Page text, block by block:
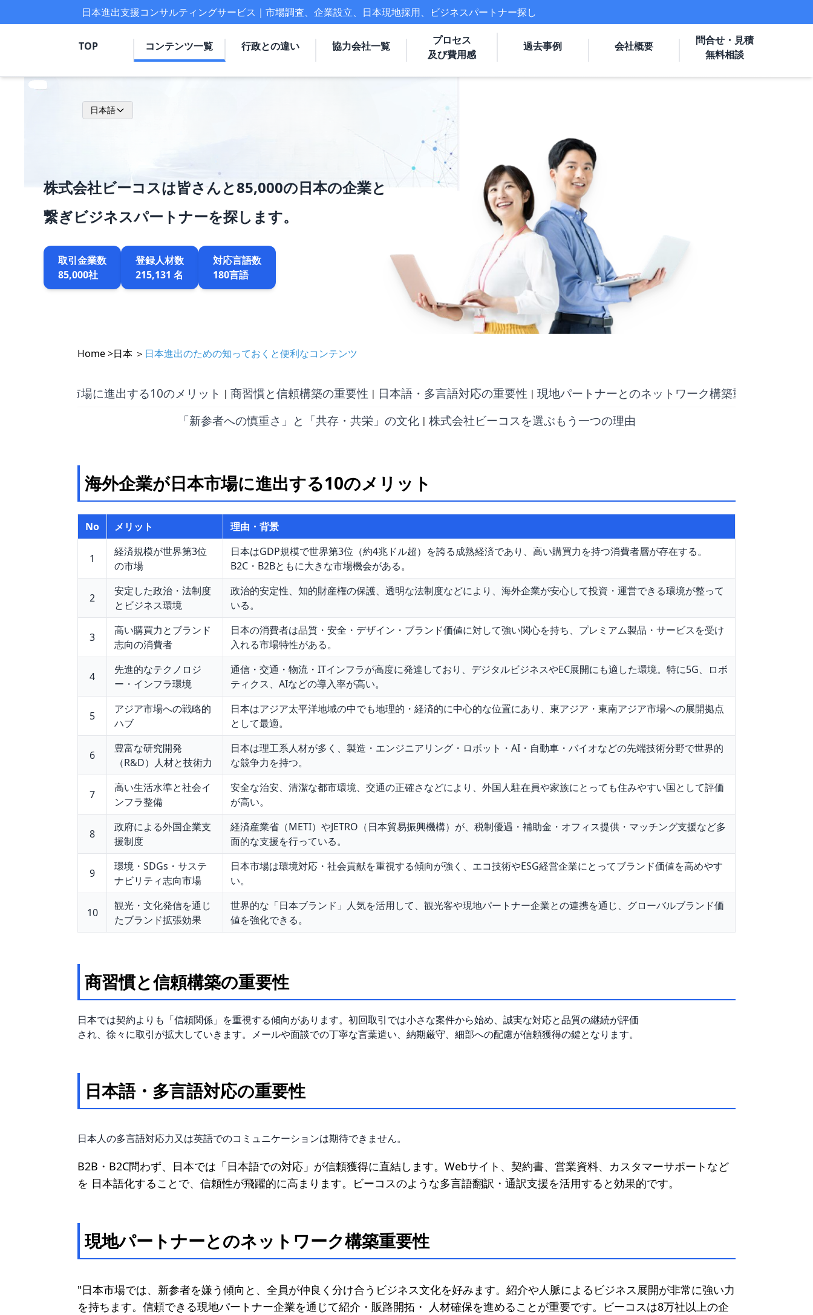
日本進出支援コンサルティングサービス｜市場調査、企業設立、日本現地採用、ビジネスパートナー探し
TOP コンテンツ一覧 行政との違い 協力会社一覧
プロセス
及び費用感
過去事例 会社概要
問合せ・見積
無料相談
日本語
株式会社ビーコスは皆さんと85,000の日本の企業と
繋ぎビジネスパートナーを探します。
取引金業数
85,000社
登録人材数
215,131 名
対応言語数
180言語
Home >日本 ＞ 日本進出のための知っておくと便利なコンテンツ
日本市場に進出する10のメリット | 商習慣と信頼構築の重要性 | 日本語・多言語対応の重要性 | 現地パートナーとのネットワーク構築重要性
「新参者への慎重さ」と「共存・共栄」の文化 | 株式会社ビーコスを選ぶもう一つの理由
海外企業が日本市場に進出する10のメリット
No メリット 理由・背景
1
経済規模が世界第3位
の市場
日本はGDP規模で世界第3位（約4兆ドル超）を誇る成熟経済であり、高い購買力を持つ消費者層が存在する。
B2C・B2Bともに大きな市場機会がある。
2
安定した政治・法制度
とビジネス環境
政治的安定性、知的財産権の保護、透明な法制度などにより、海外企業が安心して投資・運営できる環境が整って
いる。
3
高い購買力とブランド
志向の消費者
日本の消費者は品質・安全・デザイン・ブランド価値に対して強い関心を持ち、プレミアム製品・サービスを受け
入れる市場特性がある。
4
先進的なテクノロジ
ー・インフラ環境
通信・交通・物流・ITインフラが高度に発達しており、デジタルビジネスやEC展開にも適した環境。特に5G、ロボ
ティクス、AIなどの導入率が高い。
5
アジア市場への戦略的
ハブ
日本はアジア太平洋地域の中でも地理的・経済的に中心的な位置にあり、東アジア・東南アジア市場への展開拠点
として最適。
6
豊富な研究開発
（R&D）人材と技術力
日本は理工系人材が多く、製造・エンジニアリング・ロボット・AI・自動車・バイオなどの先端技術分野で世界的
な競争力を持つ。
7
高い生活水準と社会イ
ンフラ整備
安全な治安、清潔な都市環境、交通の正確さなどにより、外国人駐在員や家族にとっても住みやすい国として評価
が高い。
8
政府による外国企業支
援制度
経済産業省（METI）やJETRO（日本貿易振興機構）が、税制優遇・補助金・オフィス提供・マッチング支援など多
面的な支援を行っている。
9
環境・SDGs・サステ
ナビリティ志向市場
日本市場は環境対応・社会貢献を重視する傾向が強く、エコ技術やESG経営企業にとってブランド価値を高めやす
い。
10
観光・文化発信を通じ
たブランド拡張効果
世界的な「日本ブランド」人気を活用して、観光客や現地パートナー企業との連携を通じ、グローバルブランド価
値を強化できる。
商習慣と信頼構築の重要性
日本では契約よりも「信頼関係」を重視する傾向があります。初回取引では小さな案件から始め、誠実な対応と品質の継続が評価
され、徐々に取引が拡大していきます。メールや面談での丁寧な言葉遣い、納期厳守、細部への配慮が信頼獲得の鍵となります。
日本語・多言語対応の重要性
日本人の多言語対応力又は英語でのコミュニケーションは期待できません。
B2B・B2C問わず、日本では「日本語での対応」が信頼獲得に直結します。Webサイト、契約書、営業資料、カスタマーサポートなど
を 日本語化することで、信頼性が飛躍的に高まります。ビーコスのような多言語翻訳・通訳支援を活用すると効果的です。
現地パートナーとのネットワーク構築重要性
"日本市場では、新参者を嫌う傾向と、全員が仲良く分け合うビジネス文化を好みます。紹介や人脈によるビジネス展開が非常に強い力
を持ちます。信頼できる現地パートナー企業を通じて紹介・販路開拓・ 人材確保を進めることが重要です。ビーコスは8万社以上の企